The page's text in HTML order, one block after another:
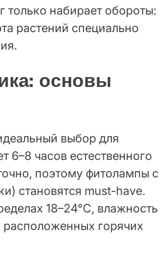
набирает обороты:
растений специально
основы
выбор для
6–8 часов естественного
поэтому фитолампы с
становятся must-have.
18–24°C, влажность
горячих